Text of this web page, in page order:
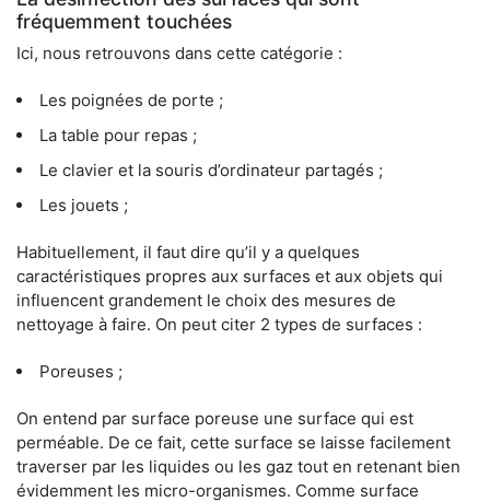
fréquemment touchées
Ici, nous retrouvons dans cette catégorie :
Les poignées de porte ;
La table pour repas ;
Le clavier et la souris d’ordinateur partagés ;
Les jouets ;
Habituellement, il faut dire qu’il y a quelques
caractéristiques propres aux surfaces et aux objets qui
influencent grandement le choix des mesures de
nettoyage à faire. On peut citer 2 types de surfaces :
Poreuses ;
On entend par surface poreuse une surface qui est
perméable. De ce fait, cette surface se laisse facilement
traverser par les liquides ou les gaz tout en retenant bien
évidemment les micro-organismes. Comme surface